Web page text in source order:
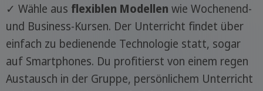
✓ Wähle aus flexiblen Modellen wie Wochenend-
und Business-Kursen. Der Unterricht findet über
einfach zu bedienende Technologie statt, sogar
auf Smartphones. Du profitierst von einem regen
Austausch in der Gruppe, persönlichem Unterricht